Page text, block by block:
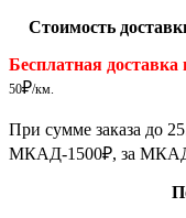
Стоимость
Бесплатная
50₽/км.
При сумме заказа до
МКАД-1500₽, за